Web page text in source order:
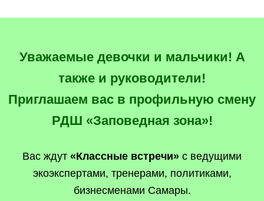
Уважаемые девочки и мальчики! А
также и руководители!
Приглашаем вас в профильную смену
РДШ «Заповедная зона»!
Вас ждут «Классные встречи» с ведущими
экоэкспертами, тренерами, политиками,
бизнесменами Самары.